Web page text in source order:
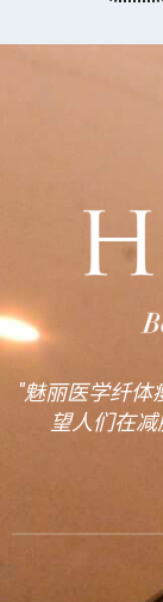
"魅丽医学纤
望人们在